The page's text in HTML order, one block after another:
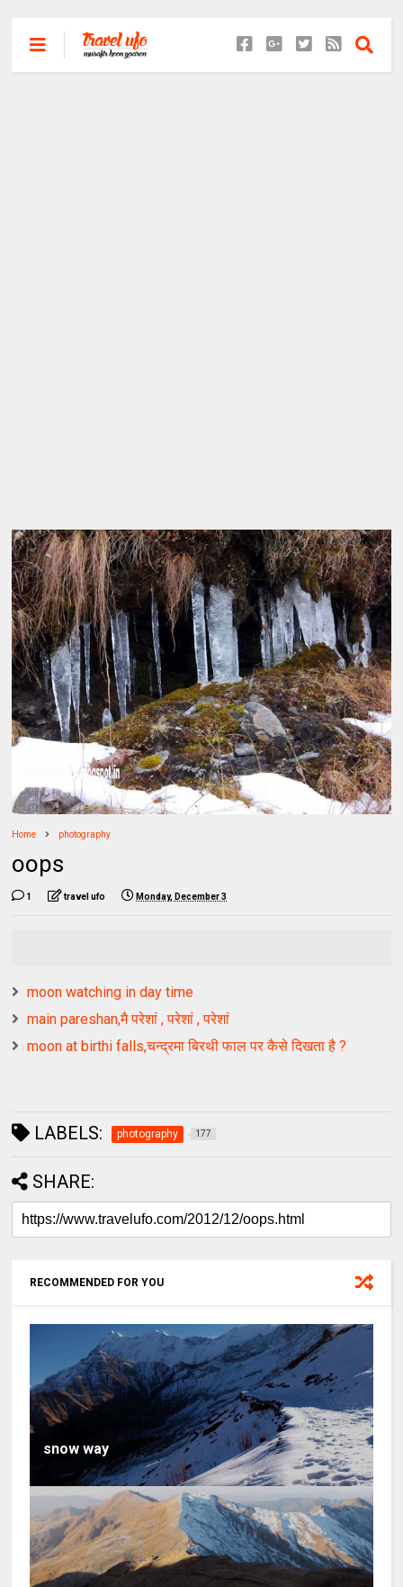
Home photography
oops
1 travel ufo Monday, December 3
moon watching in day time
main pareshan,मै परेशां , परेशां , परेशां
moon at birthi falls,चन्द्रमा बिरथी फाल पर कैसे दिखता है ?
LABELS: photography 177
SHARE:
RECOMMENDED FOR YOU
snow way